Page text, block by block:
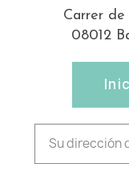
Carrer
08012